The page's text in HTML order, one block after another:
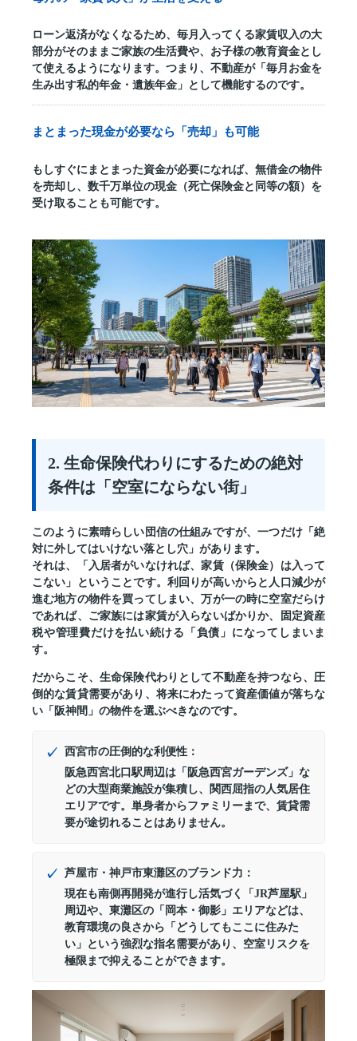
ローン返済がなくなるため、毎月入ってくる家賃収入の大
部分がそのままご家族の生活費や、お子様の教育資金とし
て使えるようになります。つまり、不動産が「毎月お金を
生み出す私的年金・遺族年金」として機能するのです。
まとまった現金が必要なら「売却」も可能
もしすぐにまとまった資金が必要になれば、無借金の物件
を売却し、数千万単位の現金（死亡保険金と同等の額）を
受け取ることも可能です。
2. 生命保険代わりにするための絶対
条件は「空室にならない街」
このように素晴らしい団信の仕組みですが、一つだけ「絶
対に外してはいけない落とし穴」 があります。
それは、
「入居者がいなければ、家賃（保険金）は入って
こない」
ということです。利回りが高いからと人口減少が
進む地方の物件を買ってしまい、万が一の時に空室だらけ
であれば、ご家族には家賃が入らないばかりか、固定資産
税や管理費だけを払い続ける「負債」になってしまいま
す。
だからこそ、生命保険代わりとして不動産を持つなら、 圧
倒的な賃貸需要があり、将来にわたって資産価値が落ちな
い「阪神間」の物件を選ぶべきなのです。
西宮市の圧倒的な利便性：
阪急西宮北口駅周辺は「阪急西宮ガーデンズ」な
どの大型商業施設が集積し、関西屈指の人気居住
エリアです。単身者からファミリーまで、賃貸需
要が途切れることはありません。
芦屋市・神戸市東灘区のブランド力：
現在も南側再開発が進行し活気づく「JR芦屋駅」
周辺や、東灘区の「岡本・御影」エリアなどは、
教育環境の良さから「どうしてもここに住みた
い」という強烈な指名需要があり、空室リスクを
極限まで抑えることができます。